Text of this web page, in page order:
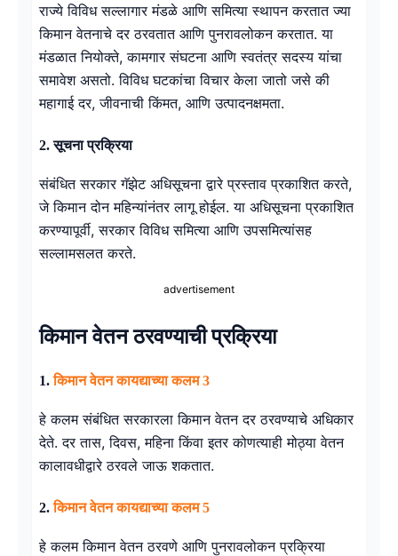
राज्ये विविध सल्लागार मंडळे आणि समित्या स्थापन करतात ज्या
किमान वेतनाचे दर ठरवतात आणि पुनरावलोकन करतात. या
मंडळात नियोक्ते, कामगार संघटना आणि स्वतंत्र सदस्य यांचा
समावेश असतो. विविध घटकांचा विचार केला जातो जसे की
महागाई दर, जीवनाची किंमत, आणि उत्पादनक्षमता.
2.सूचना प्रक्रिया
संबंधित सरकार गॅझेट अधिसूचना द्वारे प्रस्ताव प्रकाशित करते,
जे किमान दोन महिन्यांनंतर लागू होईल. या अधिसूचना प्रकाशित
करण्यापूर्वी, सरकार विविध समित्या आणि उपसमित्यांसह
सल्लामसलत करते.
advertisement
किमान वेतन ठरवण्याची प्रक्रिया
1.किमान वेतन कायद्याच्या कलम 3
हे कलम संबंधित सरकारला किमान वेतन दर ठरवण्याचे अधिकार
देते. दर तास, दिवस, महिना किंवा इतर कोणत्याही मोठ्या वेतन
कालावधीद्वारे ठरवले जाऊ शकतात.
2.किमान वेतन कायद्याच्या कलम 5
हे कलम किमान वेतन ठरवणे आणि पुनरावलोकन प्रक्रिया